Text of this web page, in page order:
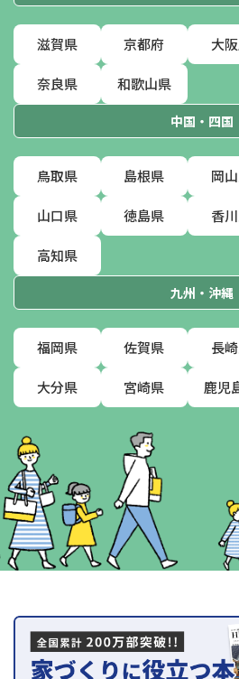
滋賀県 京都府 大
奈良県 和歌山県
中国・四国
鳥取県 島根県 岡
山口県 徳島県 香
高知県
九州・沖縄
福岡県 佐賀県 長
大分県 宮崎県 鹿児